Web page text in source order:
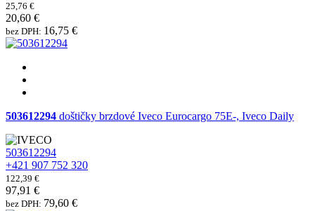
25,76 €
20,60 €
bez DPH: 16,75 €
503612294 doštičky brzdové Iveco Eurocargo 75E-, Iveco Daily
503612294
+421 907 752 320
122,39 €
97,91 €
bez DPH: 79,60 €